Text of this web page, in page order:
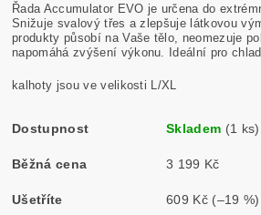
Řada Accumulator EVO je určena do
Snižuje svalový třes a zlepšuje látkovou
produkty působí na Vaše tělo, neomezuje
napomáhá zvýšení výkonu. Ideální pro
kalhoty jsou ve velikosti L/XL
Dostupnost Skladem (1 ks)
Běžná cena 3 199 Kč
Ušetříte 609 Kč (–19 %)